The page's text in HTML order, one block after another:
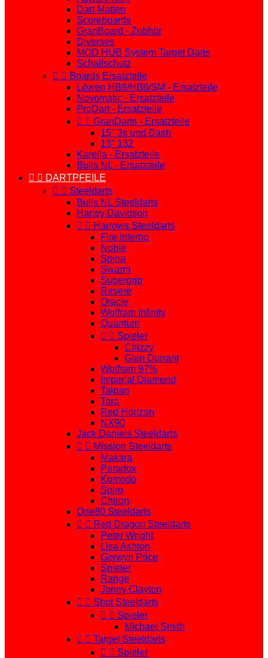
Dart Matten
Scoreboards
GranBoard - Zubhör
Diverses
MOD HUB System Target Darts
Schallschutz
  Boards Ersatzteile
Löwen HB9/HB8/SM - Ersatzteile
Novomatic - Ersatzteile
ProDart - Ersatzteile
  GranDarts - Ersatzteile
15" 3s und Dash
13" 132
Karella - Ersatzteile
Bulls NL - Ersatzteile
  DARTPFEILE
  Steeldarts
Bulls NL Steeldarts
Harley Davidson
  Harrows Steeldarts
Fire Inferno
Noble
Spina
Swarm
Supergrip
Revere
Oracle
Wolfram Infinity
Quantum
  Spieler
Chizzy
Glen Durrant
Wolfram 97%
Imperial Diamond
Taipan
Toro
Red Horizon
NX90
Jack Daniels Steeldarts
  Mission Steeldarts
Makara
Paradox
Komodo
Spiro
Chiron
One80 Steeldarts
  Red Dragon Steeldarts
Peter Wright
Lisa Ashton
Gerwyn Price
Spieler
Range
Jonny Clayton
  Shot Steeldarts
  Spieler
Michael Smith
  Target Steeldarts
  Spieler